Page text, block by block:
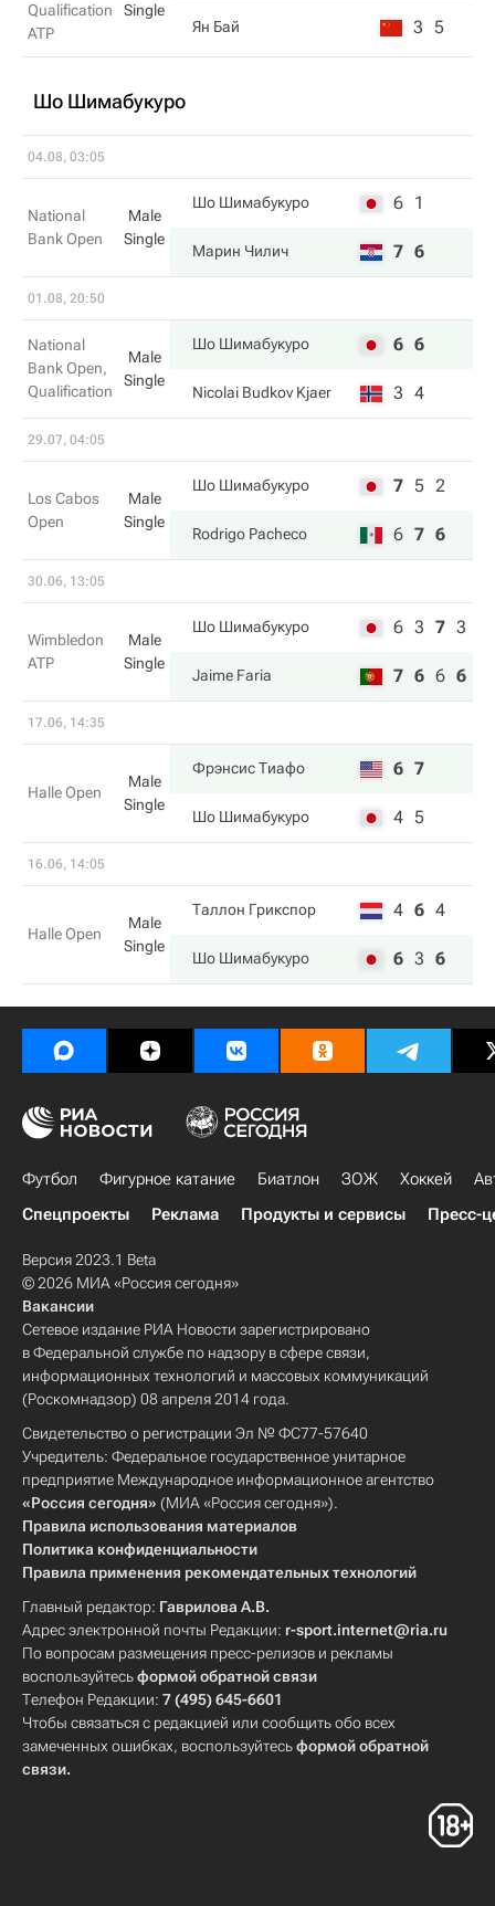
Qualification
ATP
Single
Ян Бай 3 5
Шо Шимабукуро
04.08, 03:05
National
Bank Open
Male
Single
Шо Шимабукуро 6 1
Марин Чилич 7 6
01.08, 20:50
National
Bank Open,
Qualification
Male
Single
Шо Шимабукуро 6 6
Nicolai Budkov Kjaer 3 4
29.07, 04:05
Los Cabos
Open
Male
Single
Шо Шимабукуро 7 5 2
Rodrigo Pacheco 6 7 6
30.06, 13:05
Wimbledon
ATP
Male
Single
Шо Шимабукуро 6 3 7 3
Jaime Faria 7 6 6 6
17.06, 14:35
Halle Open
Male
Single
Фрэнсис Тиафо 6 7
Шо Шимабукуро 4 5
16.06, 14:05
Halle Open
Male
Single
Таллон Грикспор 4 6 4
Шо Шимабукуро 6 3 6
Футбол Фигурное катание Биатлон ЗОЖ Хоккей
Спецпроекты
Реклама Продукты и сервисы Пресс-
Версия 2023.1 Beta
© 2026 МИА «Россия сегодня»
Вакансии
Сетевое издание РИА Новости зарегистрировано
в Федеральной службе по надзору в сфере связи,
информационных технологий и массовых коммуникаций
(Роскомнадзор) 08 апреля 2014 года.
Свидетельство о регистрации Эл № ФС77-57640
Учредитель: Федеральное государственное унитарное
предприятие Международное информационное агентство
«Россия сегодня» (МИА «Россия сегодня»).
Правила использования материалов
Политика конфиденциальности
Правила применения рекомендательных технологий
Главный редактор: Гаврилова А.В.
Адрес электронной почты Редакции: r-sport.internet@ria.ru
По вопросам размещения пресс-релизов и рекламы
воспользуйтесьформой обратной связи
Телефон Редакции: 7 (495) 645-6601
Чтобы связаться с редакцией или сообщить обо всех
замеченных ошибках, воспользуйтесьформой обратной
связи.